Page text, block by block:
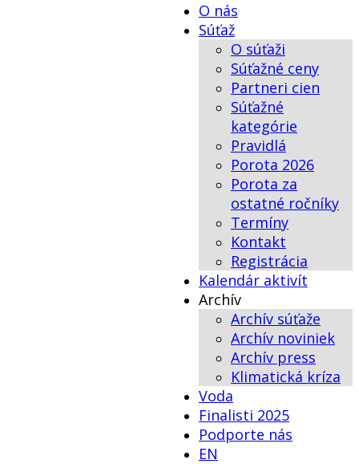
O nás
Súťaž
O súťaži
Súťažné ceny
Partneri cien
Súťažné
kategórie
Pravidlá
Porota 2026
Porota za
ostatné ročníky
Termíny
Kontakt
Registrácia
Kalendár aktivít
Archív
Archív súťaže
Archív noviniek
Archív press
Klimatická kríza
Voda
Finalisti 2025
Podporte nás
EN